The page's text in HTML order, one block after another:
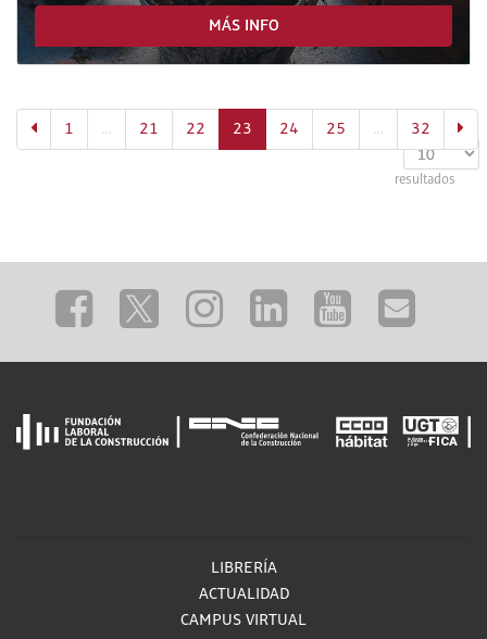
MÁS INFO
Mostrar
resultados
1 … 21 22 23 (actual)
24 25 … 32
LIBRERÍA
ACTUALIDAD
CAMPUS VIRTUAL